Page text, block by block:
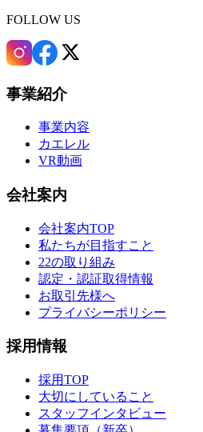
FOLLOW US
事業紹介
事業内容
カエレル
VR動画
会社案内
会社案内TOP
私たちが目指すこと
22の取り組み
認定・認証取得情報
お取引先様へ
プライバシーポリシー
採用情報
採用TOP
大切にしていること
スタッフインタビュー